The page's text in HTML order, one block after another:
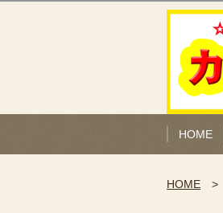
HOME
HOME